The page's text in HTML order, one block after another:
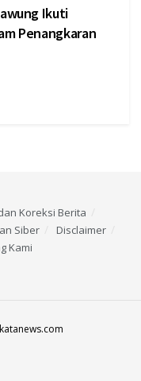
Ikuti
Penangkaran
Koreksi Berita
Siber
Disclaimer
Kami